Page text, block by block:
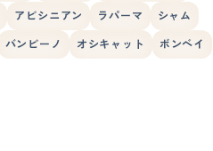
アビシニアン ラパーマ シャム
バンビーノ オシキャット ボンベイ